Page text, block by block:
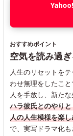
おすすめポイント
空気を読み過
人生のリセットを
わせ無理をしたこ
人を手放し、新た
ハラ彼氏とのやり
人の人生模様を楽
で、実写ドラマ化も